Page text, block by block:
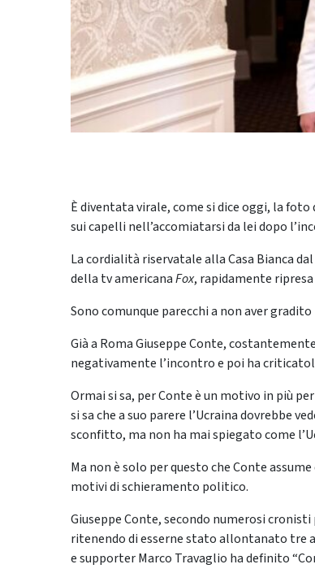
È diventata virale, come si dice oggi, la
sui capelli nell’accomiatarsi da lei dopo
La cordialità riservatale alla Casa Bianca
della tv americanaFox, rapidamente
Sono comunque parecchi a non aver
Già a Roma Giuseppe Conte,
negativamente l’incontro e poi ha
Ormai si sa, per Conte è un motivo in più
si sa che a suo parere l’Ucraina dovrebbe
sconfitto, ma non ha mai spiegato come
Ma non è solo per questo che Conte
motivi di schieramento politico.
Giuseppe Conte, secondo numerosi
ritenendo di esserne stato allontanato tre
e supporter Marco Travaglio ha definito